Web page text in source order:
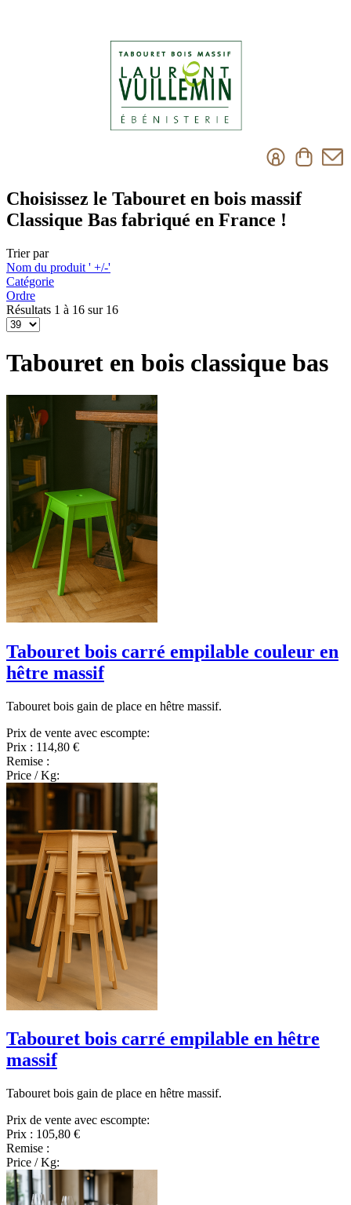
Choisissez le Tabouret en bois massif
Classique Bas fabriqué en France !
Trier par
Nom du produit ' +/-'
Catégorie
Ordre
Résultats 1 à 16 sur 16
Tabouret en bois classique bas
Tabouret bois carré empilable couleur en
hêtre massif
Tabouret bois gain de place en hêtre massif.
Prix de vente avec escompte:
Prix : 114,80 €
Remise :
Price / Kg:
Tabouret bois carré empilable en hêtre
massif
Tabouret bois gain de place en hêtre massif.
Prix de vente avec escompte:
Prix : 105,80 €
Remise :
Price / Kg: